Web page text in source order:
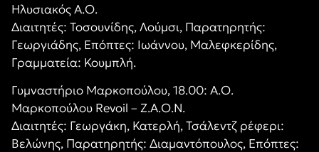
Ηλυσιακός Α.Ο.
Διαιτητές: Τοσουνίδης, Λούμσι, Παρατηρητής:
Γεωργιάδης, Επόπτες: Ιωάννου, Μαλεφκερίδης,
Γραμματεία: Κουμπλή.
Γυμναστήριο Μαρκοπούλου, 18.00: Α.Ο.
Μαρκοπούλου Revoil – Ζ.Α.Ο.Ν.
Διαιτητές: Γεωργάκη, Κατερλή, Τσάλεντζ ρέφερι:
Βελώνης, Παρατηρητής: Διαμαντόπουλος, Επόπτες: